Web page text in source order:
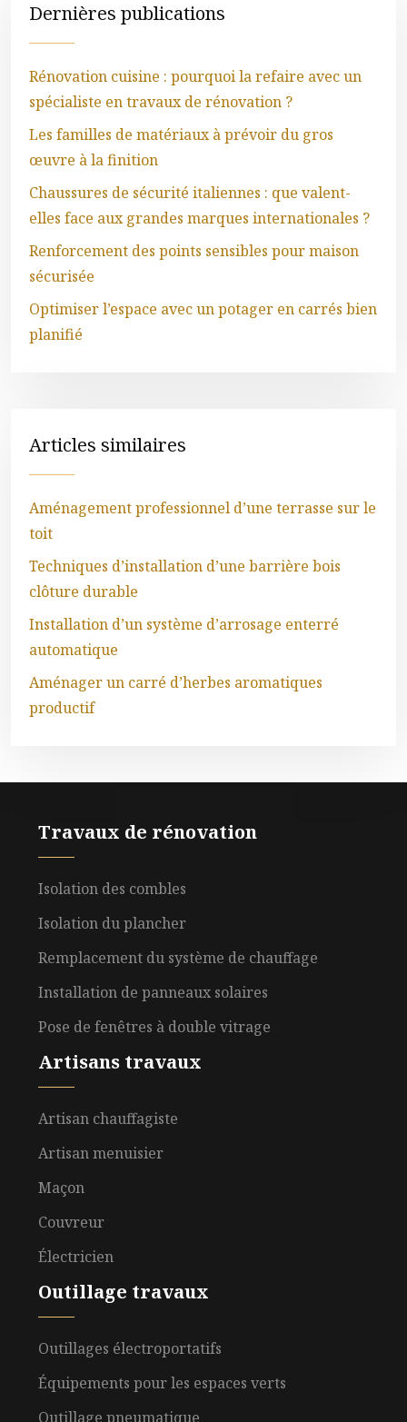
Dernières publications
Rénovation cuisine : pourquoi la refaire avec un
spécialiste en travaux de rénovation ?
Les familles de matériaux à prévoir du gros
œuvre à la finition
Chaussures de sécurité italiennes : que valent-
elles face aux grandes marques internationales ?
Renforcement des points sensibles pour maison
sécurisée
Optimiser l’espace avec un potager en carrés bien
planifié
Articles similaires
Aménagement professionnel d’une terrasse sur le
toit
Techniques d’installation d’une barrière bois
clôture durable
Installation d’un système d’arrosage enterré
automatique
Aménager un carré d’herbes aromatiques
productif
Travaux de rénovation
Isolation des combles
Isolation du plancher
Remplacement du système de chauffage
Installation de panneaux solaires
Pose de fenêtres à double vitrage
Artisans travaux
Artisan chauffagiste
Artisan menuisier
Maçon
Couvreur
Électricien
Outillage travaux
Outillages électroportatifs
Équipements pour les espaces verts
Outillage pneumatique